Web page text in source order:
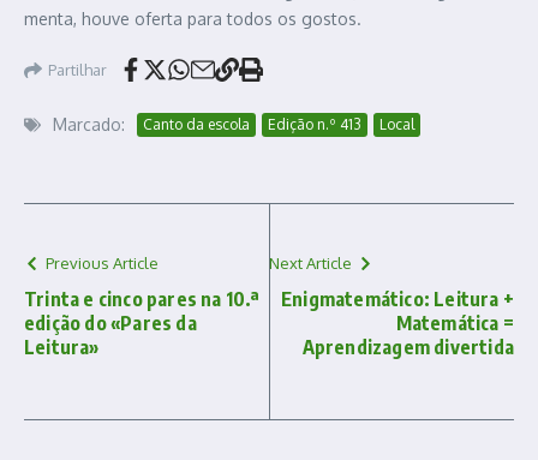
menta, houve oferta para todos os gostos.
Partilhar
Marcado: Canto da escola Edição n.º 413 Local
Previous Article
Trinta e cinco pares na 10.ª
edição do «Pares da
Leitura»
Next Article
Enigmatemático: Leitura +
Matemática =
Aprendizagem divertida